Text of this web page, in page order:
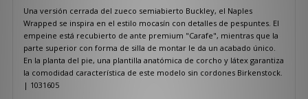
Una versión cerrada del zueco semiabierto Buckley, el Naples
Wrapped se inspira en el estilo mocasín con detalles de pespuntes. El
empeine está recubierto de ante premium "Carafe", mientras que la
parte superior con forma de silla de montar le da un acabado único.
En la planta del pie, una plantilla anatómica de corcho y látex garantiza
la comodidad característica de este modelo sin cordones Birkenstock.
| 1031605